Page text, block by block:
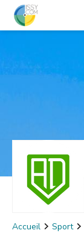
Accueil Sport